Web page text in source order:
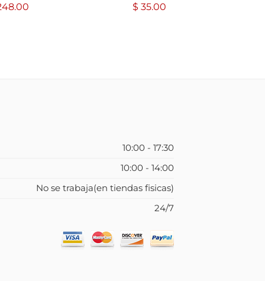
$ 35.00
10:00 - 17:30
10:00 - 14:00
No se trabaja(en tiendas fisicas)
24/7